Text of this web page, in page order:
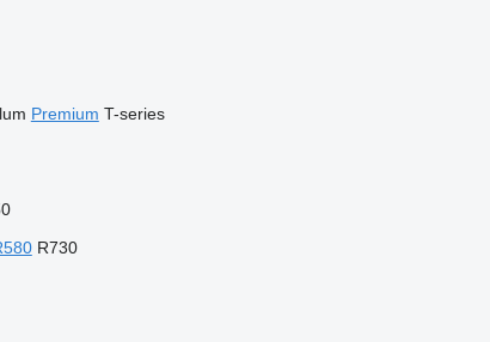
Premium T-series
R730